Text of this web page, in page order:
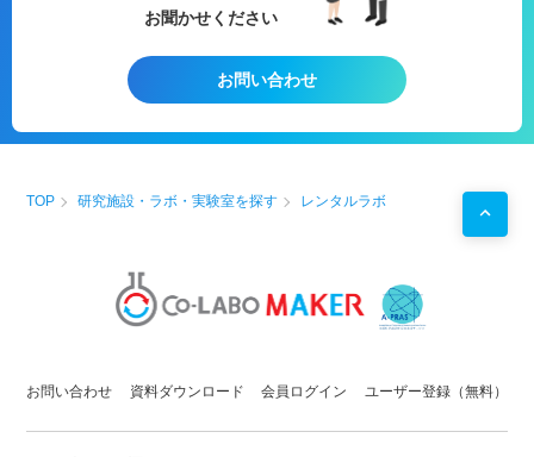
お聞かせください
お問い合わせ
TOP 研究施設・ラボ・実験室を探す レンタルラボ
お問い合わせ 資料ダウンロード 会員ログイン ユーザー登録（無料）